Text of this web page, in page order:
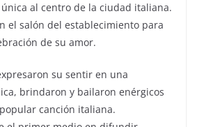
al centro de la ciudad italiana.
el salón del establecimiento para
de su amor.
su sentir en una
brindaron y bailaron enérgicos
canción italiana.